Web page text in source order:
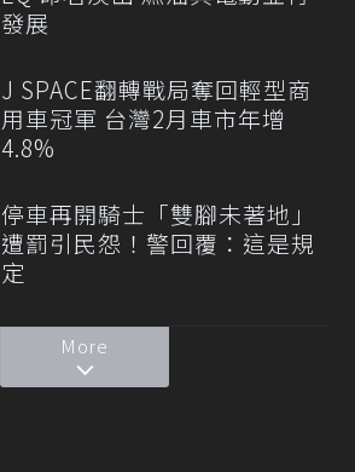
發展
J SPACE翻轉戰局奪回輕型商
用車冠軍 台灣2月車市年增
4.8%
停車再開騎士「雙腳未著地」
遭罰引民怨！警回覆：這是規
定
More